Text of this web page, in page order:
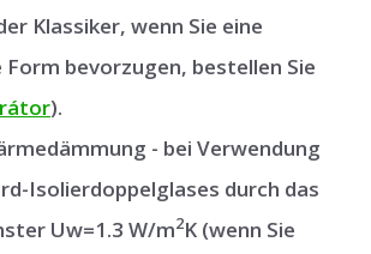
Klassiker, wenn Sie eine
bevorzugen, bestellen Sie
).
- bei Verwendung
Isolierdoppelglases durch das
Uw=1.3 W/m2K (wenn Sie